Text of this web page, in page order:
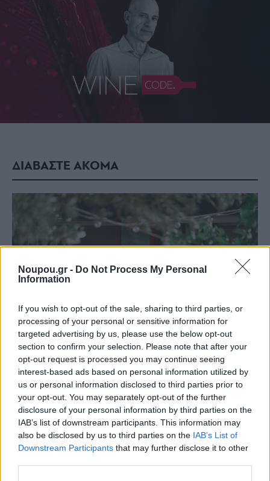
Noupou.gr - Do Not Process My Personal
Information
If you wish to opt-out of the sale, sharing to third parties, or
processing of your personal or sensitive information for
targeted advertising by us, please use the below opt-out
section to confirm your selection. Please note that after your
opt-out request is processed you may continue seeing
interest-based ads based on personal information utilized by
us or personal information disclosed to third parties prior to
your opt-out. You may separately opt-out of the further
disclosure of your personal information by third parties on the
IAB’s list of downstream participants. This information may
also be disclosed by us to third parties on the IAB’s List of
Downstream Participants that may further disclose it to other
ΔΙΑΒΑΣΤΕ ΑΚΟΜΑ
Staks: Πώς μια cool καντίνα προσγειώθηκε (και
ρίζωσε) σε ένα αθέατο οικόπεδο στην Ανάβυσσο
Από brunch μέχρι δείπνο δίπλα
στο κύμα: Γιατί στο Bolivar πας
(και) για το φαγητό του